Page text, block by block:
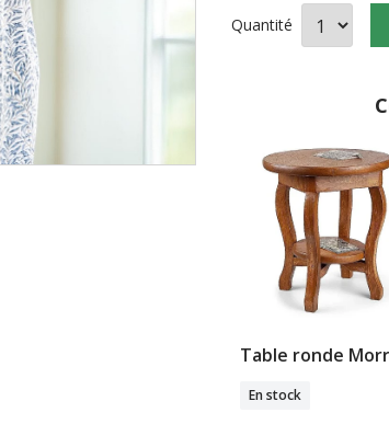
Quantité
Table ronde
En stock